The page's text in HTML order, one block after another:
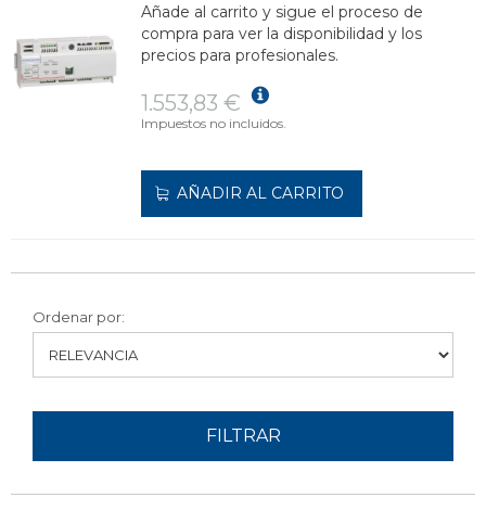
Añade al carrito y sigue el proceso de
compra para ver la disponibilidad y los
precios para profesionales.
1.553,83 €
Impuestos no incluidos.
AÑADIR AL CARRITO
Ordenar por:
FILTRAR